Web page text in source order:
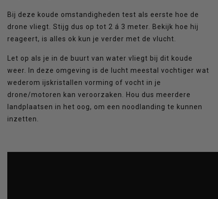
Bij deze koude omstandigheden test als eerste hoe de
drone vliegt. Stijg dus op tot 2 á 3 meter. Bekijk hoe hij
reageert, is alles ok kun je verder met de vlucht.
Let op als je in de buurt van water vliegt bij dit koude
weer. In deze omgeving is de lucht meestal vochtiger wat
wederom ijskristallen vorming of vocht in je
drone/motoren kan veroorzaken. Hou dus meerdere
landplaatsen in het oog, om een noodlanding te kunnen
inzetten.